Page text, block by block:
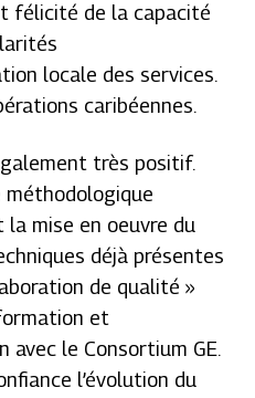
félicité de la capacité
locale des services.
caribéennes.
très positif.
méthodologique
mise en oeuvre du
déjà présentes
de qualité »
et
avec le Consortium GE.
l’évolution du